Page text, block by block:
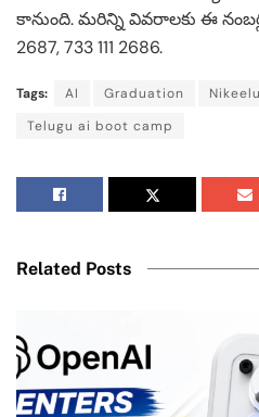
కానుంది. మరిన్ని వివరాలకు ఈ
2687, 733 111 2686.
Tags: AI Graduation
Telugu ai boot camp
Related Posts